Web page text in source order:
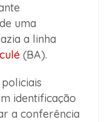
uma
a linha
(BA).
identificação
a conferência